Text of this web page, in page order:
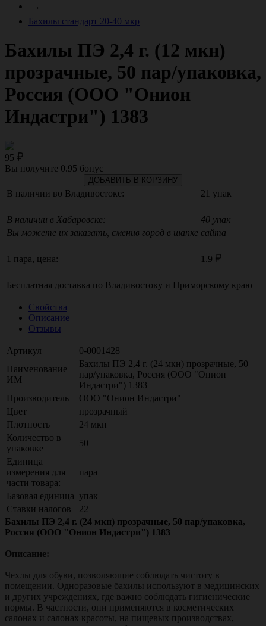
→
Бахилы стандарт 20-40 мкр
Бахилы ПЭ 2,4 г. (12 мкн)
прозрачные, 50 пар/упаковка,
Россия (ООО "Онион
Индастри") 1383
95
Вы получите 0.95 бонус
ДОБАВИТЬ В КОРЗИНУ
В наличии во Владивостоке: 21 упак
В наличии в Хабаровске:
40 упак
Вы можете их заказать, сменив город в шапке сайта
1 пара, цена: 1.9
Бесплатная доставка по Владивостоку и Приморскому краю
Свойства
Описание
Отзывы
Артикул
0-0001428
Наименование
ИМ
Бахилы ПЭ 2,4 г. (24 мкн) прозрачные, 50
пар/упаковка, Россия (ООО "Онион
Индастри") 1383
Производитель
ООО "Онион Индастри"
Цвет
прозрачный
Плотность
24 мкн
Количество в
упаковке
50
Единица
измерения для
части товара:
пара
Базовая единица упак
Ставки налогов
22
Бахилы ПЭ 2,4 г. (24 мкн) прозрачные, 50 пар/упаковка,
Россия (ООО "Онион Индастри") 1383
Описание:
Чехлы для обуви, позволяющие соблюдать чистоту в
помещении. Одноразовые бахилы используют в медицинских
и других учреждениях, где важно соблюдать гигиенические
нормы. В частности, они применяются в косметических
салонах и салонах красоты, на пищевых производствах,